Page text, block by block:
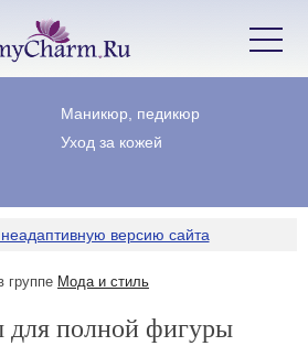
Маникюр, педикюр
Уход за кожей
версию сайта
группе Мода и стиль
полной фигуры